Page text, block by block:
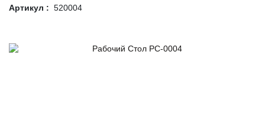
Артикул : 520004